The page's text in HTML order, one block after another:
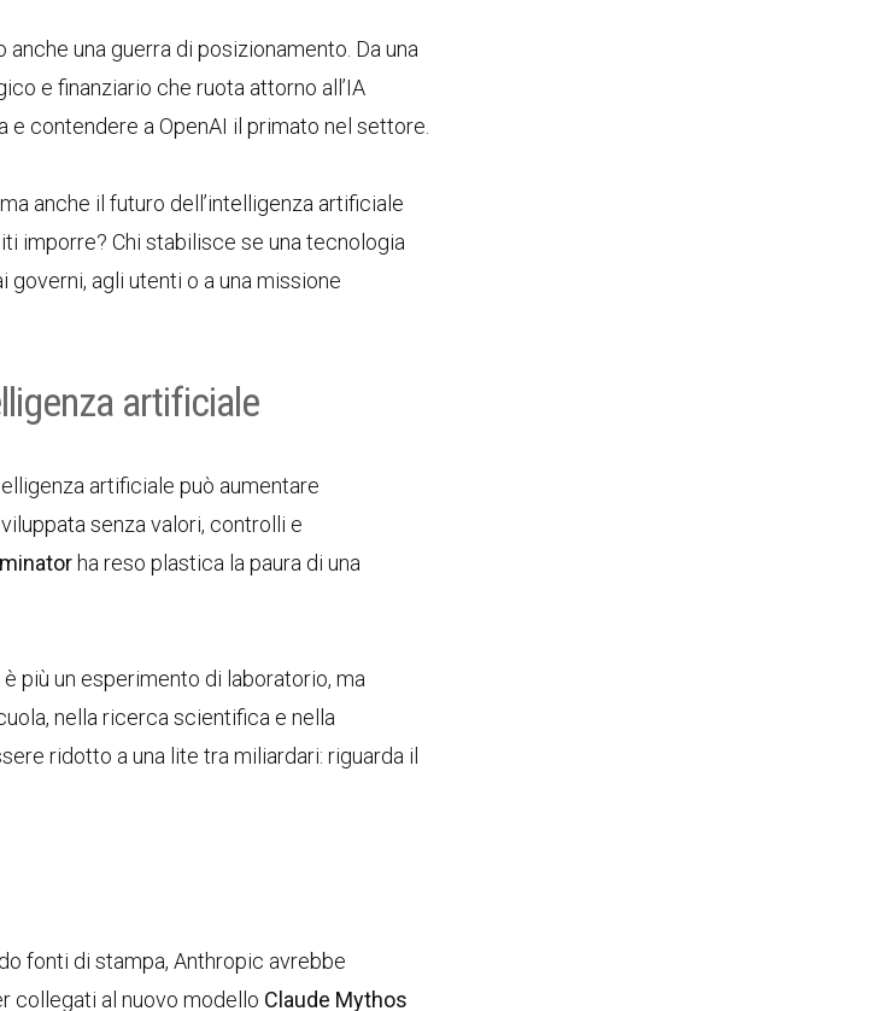
una guerra di posizionamento. Da una
e finanziario che ruota attorno all’IA
e contendere a OpenAI il primato nel settore.
anche il futuro dell’intelligenza artificiale
imporre? Chi stabilisce se una tecnologia
agli utenti o a una missione
artificiale
artificiale può aumentare
senza valori, controlli e
ha reso plastica la paura di una
più un esperimento di laboratorio, ma
nella ricerca scientifica e nella
ridotto a una lite tra miliardari: riguarda il
fonti di stampa, Anthropic avrebbe
collegati al nuovo modello Claude Mythos